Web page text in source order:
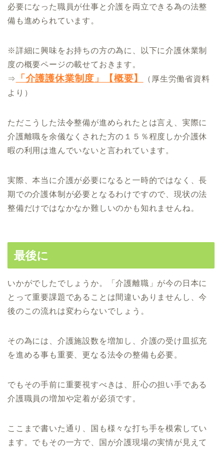
必要になった職員が仕事と介護を両立できる為の法整
備も進められています。
※詳細に興味をお持ちの方の為に、以下に介護休業制
度の概要ページの載せておきます。
⇒
「介護護休業制度」【概要】
（厚生労働省資料
より）
ただこうした法令整備が進められたとは言え、実際に
介護離職を余儀なくされた方の１５％程度しか介護休
暇の利用は進んでいないと言われています。
実際、本当に介護が必要になると一時的ではなく、長
期での介護体制が必要となるわけですので、現状の法
整備だけではなかなか難しいのかも知れませんね。
最後に
いかがでしたでしょうか。「介護離職」が今の日本に
とって重要課題であることは間違いありませんし、今
後のこの流れは変わらないでしょう。
その為には、介護施設数を増加し、 介護の受け皿拡充
を進める事も重要、更なる法令の整備も必要。
でもその手前に重要視すべきは、
肝心の担い手である
介護職員の増加や定着が必須です。
ここまで書いた通り、国も様々な打ち手を模索してい
ます。でもその一方で
国が介護現場の実情が見えて